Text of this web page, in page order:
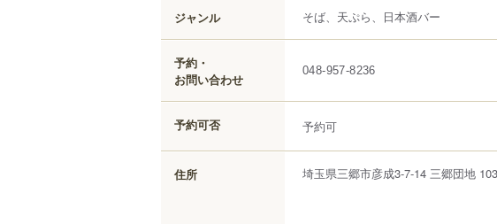
ジャンル そば、天ぷら、日本酒バー
予約・
お問い合わせ
048-957-8236
予約可否 予約可
住所 埼玉県三郷市彦成3-7-14 三郷団地 103